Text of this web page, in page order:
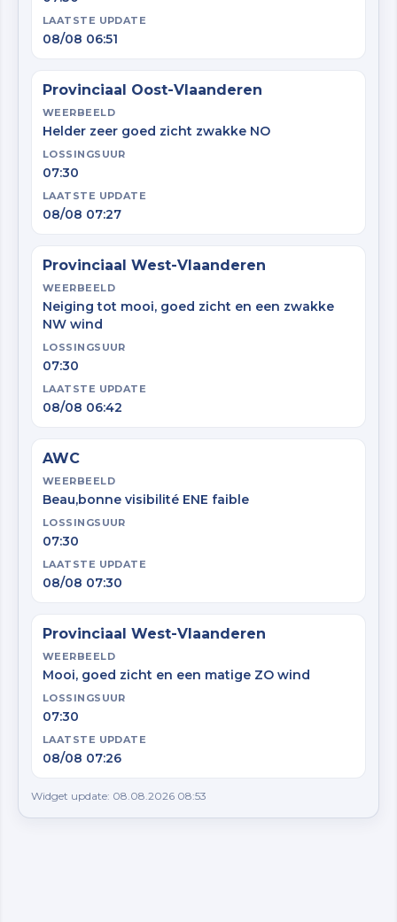
LAATSTE UPDATE
08/08 06:51
Provinciaal Oost-Vlaanderen
WEERBEELD
Helder zeer goed zicht zwakke NO
LOSSINGSUUR
07:30
LAATSTE UPDATE
08/08 07:27
Provinciaal West-Vlaanderen
WEERBEELD
Neiging tot mooi, goed zicht en een zwakke
NW wind
LOSSINGSUUR
07:30
LAATSTE UPDATE
08/08 06:42
AWC
WEERBEELD
Beau,bonne visibilité ENE faible
LOSSINGSUUR
07:30
LAATSTE UPDATE
08/08 07:30
Provinciaal West-Vlaanderen
WEERBEELD
Mooi, goed zicht en een matige ZO wind
LOSSINGSUUR
07:30
LAATSTE UPDATE
08/08 07:26
Widget update: 08.08.2026 08:53